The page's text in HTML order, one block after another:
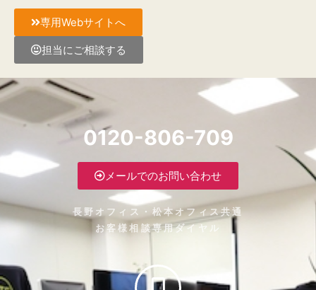
専用Webサイトへ
担当にご相談する
0120-806-709
メールでのお問い合わせ
長野オフィス・松本オフィス共通
お客様相談専用ダイヤル